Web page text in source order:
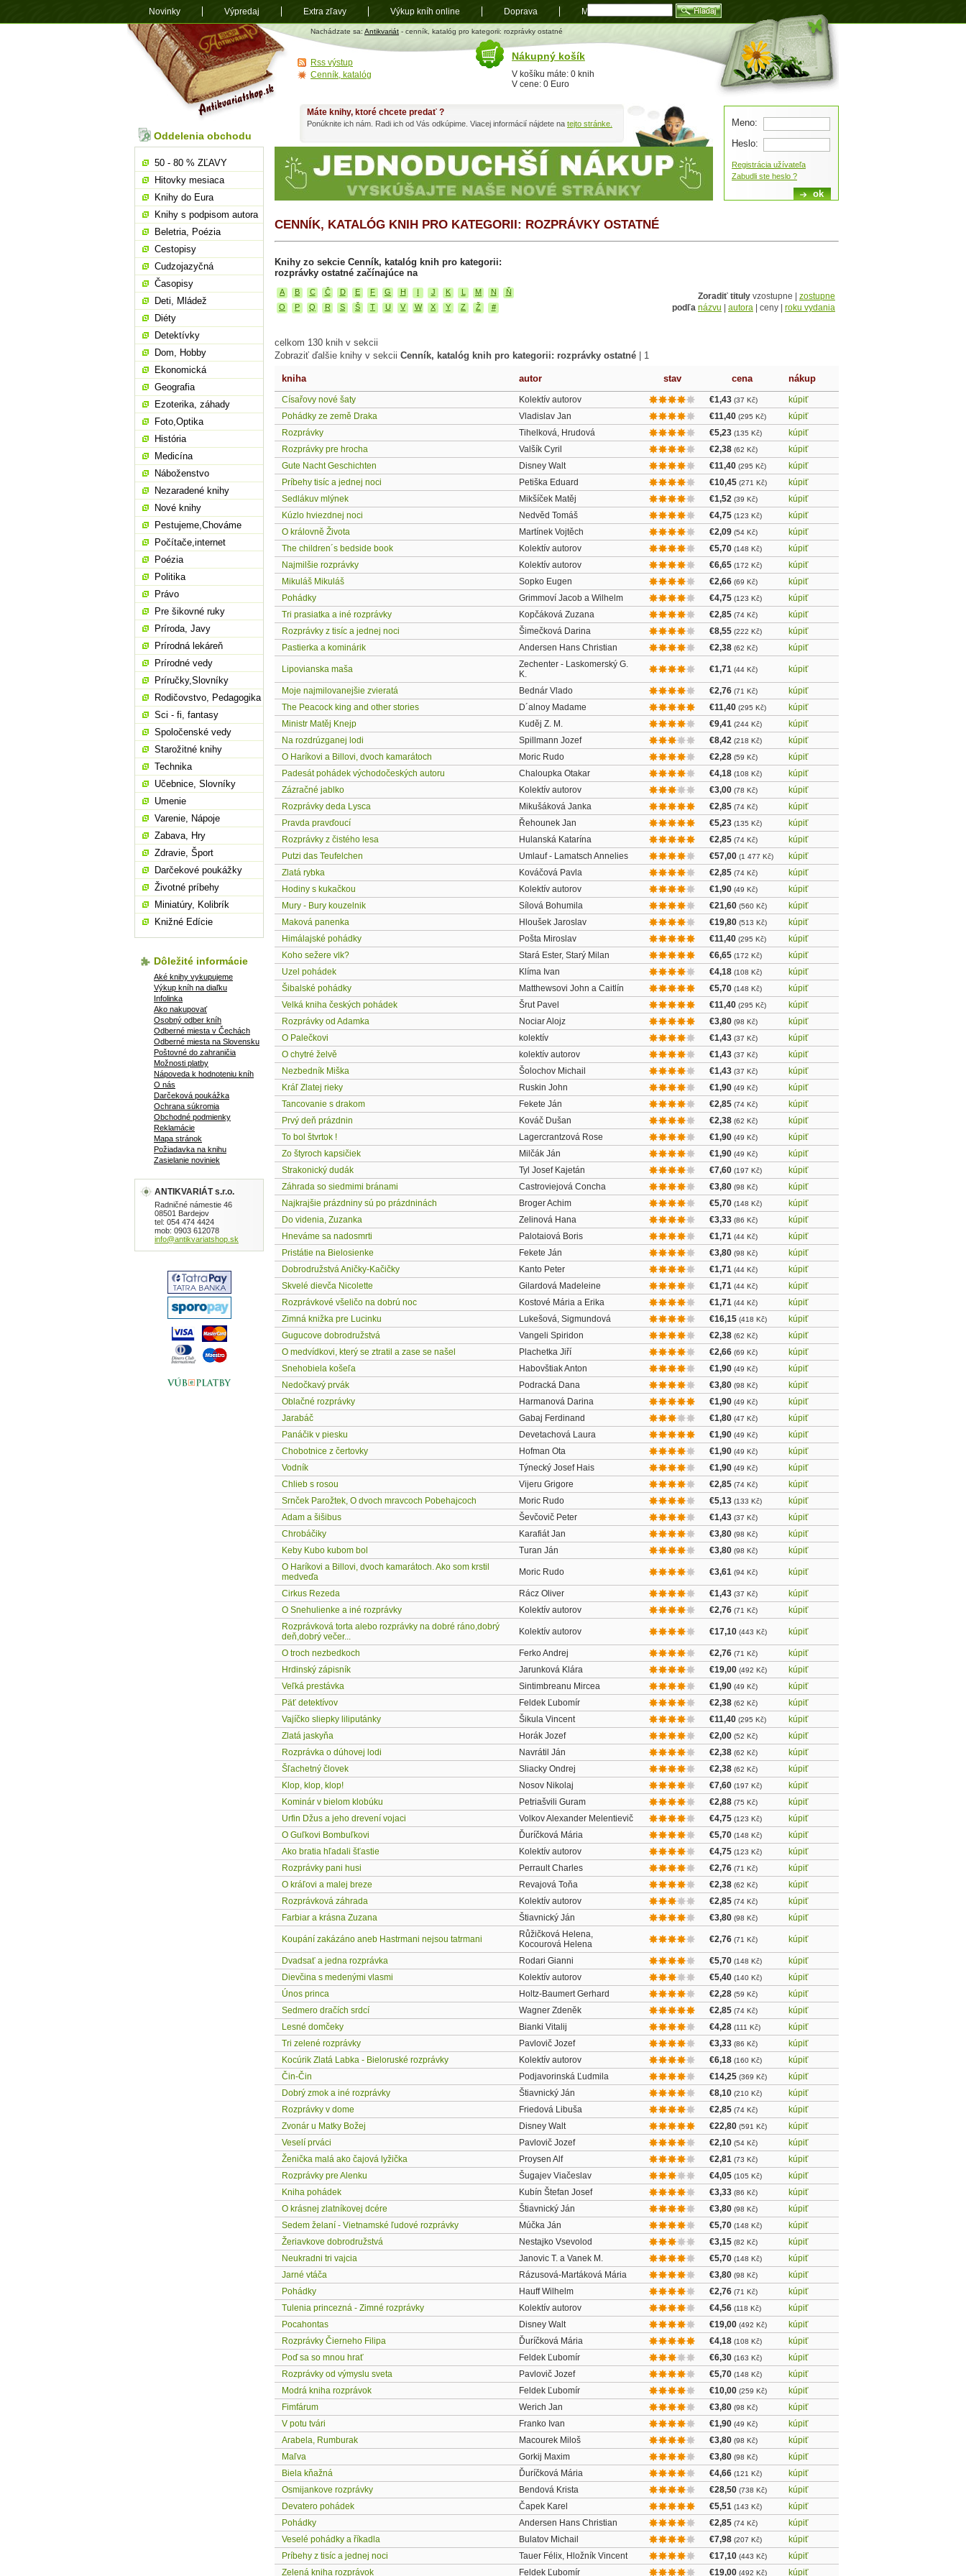
Antikvariát
shop.sk
Nachádzate sa: Antikvariát - cenník, katalóg pro kategorii: rozprávky ostatné
CENNÍK, KATALÓG KNIH PRO KATEGORII: ROZPRÁVKY OSTATNÉ
Knihy zo sekcie Cenník, katalóg knih pro kategorii:
rozprávky ostatné začínajúce na
A B C Č D E F G H J K M N
Ň
O
P Q R S Š T U V W X Y Z Ž #
Zoradiť tituly vzostupne | zostupne
podľa názvu autora | ceny | roku vydania
celkom 130 knih v sekcii
Zobraziť ďalšie knihy v sekcii Cenník, katalóg knih pro kategorii: rozprávky ostatné 1
kniha autor stav cena nákup
Císařovy nové šaty Kolektív autorov €1,43 (37 Kč)
kúpiť
Pohádky ze země Draka
Vladislav Jan €11,40 (295 Kč)
kúpiť
Rozprávky
Tihelková, Hrudová €5,23 (135 Kč)
kúpiť
Rozprávky pre hrocha
Valšík Cyril €2,38 (62 Kč)
kúpiť
Gute Nacht Geschichten
Disney Walt €11,40 (295 Kč)
kúpiť
Príbehy tisíc a jednej noci
Petiška Eduard €10,45 (271 Kč)
kúpiť
Sedlákuv mlýnek
Mikšíček Matěj €1,52 (39 Kč)
kúpiť
Kúzlo hviezdnej noci
Nedvěd Tomáš €4,75 (123 Kč)
kúpiť
O královně Života
Martínek Vojtěch €2,09 (54 Kč)
kúpiť
The children´s bedside book
Kolektív autorov €5,70 (148 Kč)
kúpiť
Najmilšie rozprávky
Kolektív autorov €6,65 (172 Kč)
kúpiť
Mikuláš Mikuláš
Sopko Eugen €2,66 (69 Kč)
kúpiť
Pohádky
Grimmoví Jacob a Wilhelm €4,75 (123 Kč)
kúpiť
Tri prasiatka a iné rozprávky
Kopčáková Zuzana €2,85 (74 Kč)
kúpiť
Rozprávky z tisíc a jednej noci
Šimečková Darina €8,55 (222 Kč)
kúpiť
Pastierka a kominárik
Andersen Hans Christian €2,38 (62 Kč) kúpiť
Lipovianska maša
Zechenter - Laskomerský G.
K.
€1,71 (44 Kč) kúpiť
Moje najmilovanejšie zvieratá Bednár Vlado €2,76 (71 Kč)
kúpiť
The Peacock king and other stories
D´alnoy Madame €11,40 (295 Kč)
kúpiť
Ministr Matěj Knejp
Kuděj Z. M. €9,41 (244 Kč)
kúpiť
Na rozdrúzganej lodi
Spillmann Jozef €8,42 (218 Kč)
kúpiť
O Haríkovi a Billovi, dvoch kamarátoch
Moric Rudo €2,28 (59 Kč)
kúpiť
Padesát pohádek východočeských autoru
Chaloupka Otakar €4,18 (108 Kč)
kúpiť
Zázračné jablko
Kolektív autorov €3,00 (78 Kč)
kúpiť
Rozprávky deda Lysca
Mikušáková Janka €2,85 (74 Kč)
kúpiť
Pravda pravďoucí
Řehounek Jan €5,23 (135 Kč)
kúpiť
Rozprávky z čistého lesa
Hulanská Katarína €2,85 (74 Kč)
kúpiť
Putzi das Teufelchen
Umlauf - Lamatsch Annelies €57,00 (1 477 Kč)
kúpiť
Zlatá rybka
Kováčová Pavla €2,85 (74 Kč)
kúpiť
Hodiny s kukačkou
Kolektív autorov €1,90 (49 Kč)
kúpiť
Mury - Bury kouzelnik
Sílová Bohumila €21,60 (560 Kč)
kúpiť
Maková panenka
Hloušek Jaroslav €19,80 (513 Kč)
kúpiť
Himálajské pohádky
Pošta Miroslav €11,40 (295 Kč)
kúpiť
Koho sežere vlk?
Stará Ester, Starý Milan €6,65 (172 Kč)
kúpiť
Uzel pohádek
Klíma Ivan €4,18 (108 Kč)
kúpiť
Šibalské pohádky
Matthewsovi John a Caitlín €5,70 (148 Kč)
kúpiť
Velká kniha českých pohádek
Šrut Pavel €11,40 (295 Kč)
kúpiť
Rozprávky od Adamka
Nociar Alojz €3,80 (98 Kč)
kúpiť
O Palečkovi
kolektív €1,43 (37 Kč)
kúpiť
O chytré želvě
kolektív autorov €1,43 (37 Kč)
kúpiť
Nezbedník Miška
Šolochov Michail €1,43 (37 Kč)
kúpiť
Kráľ Zlatej rieky
Ruskin John €1,90 (49 Kč)
kúpiť
Tancovanie s drakom
Fekete Ján €2,85 (74 Kč)
kúpiť
Prvý deň prázdnin
Kováč Dušan €2,38 (62 Kč)
kúpiť
To bol štvrtok !
Lagercrantzová Rose €1,90 (49 Kč)
kúpiť
Zo štyroch kapsičiek
Milčák Ján €1,90 (49 Kč)
kúpiť
Strakonický dudák
Tyl Josef Kajetán €7,60 (197 Kč)
kúpiť
Záhrada so siedmimi bránami
Castroviejová Concha €3,80 (98 Kč)
kúpiť
Najkrajšie prázdniny sú po prázdninách
Broger Achim €5,70 (148 Kč)
kúpiť
Do videnia, Zuzanka
Zelinová Hana €3,33 (86 Kč)
kúpiť
Hneváme sa nadosmrti
Palotaiová Boris €1,71 (44 Kč)
kúpiť
Pristátie na Bielosienke
Fekete Ján €3,80 (98 Kč)
kúpiť
Dobrodružstvá Aničky-Kačičky
Kanto Peter €1,71 (44 Kč)
kúpiť
Skvelé dievča Nicolette
Gilardová Madeleine €1,71 (44 Kč)
kúpiť
Rozprávkové všeličo na dobrú noc
Kostové Mária a Erika €1,71 (44 Kč)
kúpiť
Zimná knižka pre Lucinku
Lukešová, Sigmundová €16,15 (418 Kč)
kúpiť
Gugucove dobrodružstvá
Vangeli Spiridon €2,38 (62 Kč)
kúpiť
O medvídkovi, který se ztratil a zase se našel
Plachetka Jiří €2,66 (69 Kč)
kúpiť
Snehobiela košeľa
Habovštiak Anton €1,90 (49 Kč)
kúpiť
Nedočkavý prvák
Podracká Dana €3,80 (98 Kč)
kúpiť
Oblačné rozprávky
Harmanová Darina €1,90 (49 Kč)
kúpiť
Jarabáč
Gabaj Ferdinand €1,80 (47 Kč)
kúpiť
Panáčik v piesku
Devetachová Laura €1,90 (49 Kč)
kúpiť
Chobotnice z čertovky
Hofman Ota €1,90 (49 Kč)
kúpiť
Vodník
Týnecký Josef Hais €1,90 (49 Kč)
kúpiť
Chlieb s rosou
Vijeru Grigore €2,85 (74 Kč)
kúpiť
Srnček Parožtek, O dvoch mravcoch Pobehajcoch
Moric Rudo €5,13 (133 Kč)
kúpiť
Adam a šišibus
Ševčovič Peter €1,43 (37 Kč)
kúpiť
Chrobáčiky
Karafiát Jan €3,80 (98 Kč)
kúpiť
Keby Kubo kubom bol
Turan Ján €3,80 (98 Kč)
kúpiť
O Haríkovi a Billovi, dvoch kamarátoch. Ako som krstil
medveďa
Moric Rudo €3,61 (94 Kč) kúpiť
Cirkus Rezeda Rácz Oliver €1,43 (37 Kč)
kúpiť
O Snehulienke a iné rozprávky
Kolektív autorov €2,76 (71 Kč)
kúpiť
Rozprávková torta alebo rozprávky na dobré ráno,dobrý
deň,dobrý večer...
Kolektív autorov €17,10 (443 Kč) kúpiť
O troch nezbedkoch Ferko Andrej €2,76 (71 Kč)
kúpiť
Hrdinský zápisník
Jarunková Klára €19,00 (492 Kč)
kúpiť
Veľká prestávka
Sintimbreanu Mircea €1,90 (49 Kč)
kúpiť
Päť detektívov
Feldek Ľubomír €2,38 (62 Kč)
kúpiť
Vajíčko sliepky liliputánky
Šikula Vincent €11,40 (295 Kč)
kúpiť
Zlatá jaskyňa
Horák Jozef €2,00 (52 Kč)
kúpiť
Rozprávka o dúhovej lodi
Navrátil Ján €2,38 (62 Kč)
kúpiť
Šľachetný človek
Sliacky Ondrej €2,38 (62 Kč)
kúpiť
Klop, klop, klop!
Nosov Nikolaj €7,60 (197 Kč)
kúpiť
Kominár v bielom klobúku
Petriašvili Guram €2,88 (75 Kč)
kúpiť
Urfin Džus a jeho drevení vojaci
Volkov Alexander Melentievič €4,75 (123 Kč)
kúpiť
O Guľkovi Bombuľkovi
Ďuríčková Mária €5,70 (148 Kč)
kúpiť
Ako bratia hľadali šťastie
Kolektív autorov €4,75 (123 Kč)
kúpiť
Rozprávky pani husi
Perrault Charles €2,76 (71 Kč)
kúpiť
O kráľovi a malej breze
Revajová Toňa €2,38 (62 Kč)
kúpiť
Rozprávková záhrada
Kolektív autorov €2,85 (74 Kč)
kúpiť
Farbiar a krásna Zuzana
Štiavnický Ján €3,80 (98 Kč) kúpiť
Koupání zakázáno aneb Hastrmani nejsou tatrmani
Růžičková Helena,
Kocourová Helena
€2,76 (71 Kč) kúpiť
Dvadsať a jedna rozprávka Rodari Gianni €5,70 (148 Kč)
kúpiť
Dievčina s medenými vlasmi
Kolektív autorov €5,40 (140 Kč)
kúpiť
Únos princa
Holtz-Baumert Gerhard €2,28 (59 Kč)
kúpiť
Sedmero dračích srdcí
Wagner Zdeněk €2,85 (74 Kč)
kúpiť
Lesné domčeky
Bianki Vitalij €4,28 (111 Kč)
kúpiť
Tri zelené rozprávky
Pavlovič Jozef €3,33 (86 Kč)
kúpiť
Kocúrik Zlatá Labka - Bieloruské rozprávky
Kolektív autorov €6,18 (160 Kč)
kúpiť
Čin-Čin
Podjavorinská Ľudmila €14,25 (369 Kč)
kúpiť
Dobrý zmok a iné rozprávky
Štiavnický Ján €8,10 (210 Kč)
kúpiť
Rozprávky v dome
Friedová Libuša €2,85 (74 Kč)
kúpiť
Zvonár u Matky Božej
Disney Walt €22,80 (591 Kč)
kúpiť
Veselí prváci
Pavlovič Jozef €2,10 (54 Kč)
kúpiť
Ženička malá ako čajová lyžička
Proysen Alf €2,81 (73 Kč)
kúpiť
Rozprávky pre Alenku
Šugajev Viačeslav €4,05 (105 Kč)
kúpiť
Kniha pohádek
Kubín Štefan Josef €3,33 (86 Kč)
kúpiť
O krásnej zlatníkovej dcére
Štiavnický Ján €3,80 (98 Kč)
kúpiť
Sedem želaní - Vietnamské ľudové rozprávky
Múčka Ján €5,70 (148 Kč)
kúpiť
Žeriavkove dobrodružstvá
Nestajko Vsevolod €3,15 (82 Kč)
kúpiť
Neukradni tri vajcia
Janovic T. a Vanek M. €5,70 (148 Kč)
kúpiť
Jarné vtáča
Rázusová-Martáková Mária €3,80 (98 Kč)
kúpiť
Pohádky
Hauff Wilhelm €2,76 (71 Kč)
kúpiť
Tulenia princezná - Zimné rozprávky
Kolektív autorov €4,56 (118 Kč)
kúpiť
Pocahontas
Disney Walt €19,00 (492 Kč)
kúpiť
Rozprávky Čierneho Filipa
Ďuríčková Mária €4,18 (108 Kč)
kúpiť
Poď sa so mnou hrať
Feldek Ľubomír €6,30 (163 Kč)
kúpiť
Rozprávky od výmyslu sveta
Pavlovič Jozef €5,70 (148 Kč)
kúpiť
Modrá kniha rozprávok
Feldek Ľubomír €10,00 (259 Kč)
kúpiť
Fimfárum
Werich Jan €3,80 (98 Kč)
kúpiť
V potu tvári
Franko Ivan €1,90 (49 Kč)
kúpiť
Arabela, Rumburak
Macourek Miloš €3,80 (98 Kč)
kúpiť
Maľva
Gorkij Maxim €3,80 (98 Kč)
kúpiť
Biela kňažná
Ďuríčková Mária €4,66 (121 Kč)
kúpiť
Osmijankove rozprávky
Bendová Krista €28,50 (738 Kč)
kúpiť
Devatero pohádek
Čapek Karel €5,51 (143 Kč)
kúpiť
Pohádky
Andersen Hans Christian €2,85 (74 Kč)
kúpiť
Veselé pohádky a říkadla
Bulatov Michail €7,98 (207 Kč)
kúpiť
Príbehy z tisíc a jednej noci
Tauer Félix, Hložník Vincent €17,10 (443 Kč)
kúpiť
Zelená kniha rozprávok
Feldek Ľubomír €19,00 (492 Kč) kúpiť
Máte knihy, ktoré chcete predať ?
Ponúknite ich nám. Radi ich od Vás odkúpime. Viacej informácií nájdete na tejto stránke.
Oddelenia obchodu
50 - 80 % ZĽAVY
Hitovky mesiaca
Knihy do Eura
Knihy s podpisom autora
Beletria, Poézia
Cestopisy
Cudzojazyčná
Časopisy
Deti, Mládež
Diéty
Detektívky
Dom, Hobby
Ekonomická
Geografia
Ezoterika, záhady
Foto,Optika
História
Medicína
Náboženstvo
Nezaradené knihy
Nové knihy
Pestujeme,Chováme
Počítače,internet
Poézia
Politika
Právo
Pre šikovné ruky
Príroda, Javy
Prírodná lekáreň
Prírodné vedy
Príručky,Slovníky
Rodičovstvo, Pedagogika
Sci - fi, fantasy
Spoločenské vedy
Starožitné knihy
Technika
Učebnice, Slovníky
Umenie
Varenie, Nápoje
Zabava, Hry
Zdravie, Šport
Darčekové poukážky
Životné príbehy
Miniatúry, Kolibrík
Knižné Edície
Dôležité informácie
Aké knihy vykupujeme
Výkup kníh na diaľku
Infolinka
Ako nakupovať
Osobný odber kníh
Odberné miesta v Čechách
Odberné miesta na Slovensku
Poštovné do zahraničia
Možnosti platby
Nápoveda k hodnoteniu kníh
O nás
Darčeková poukážka
Ochrana súkromia
Obchodné podmienky
Reklamácie
Mapa stránok
Požiadavka na knihu
Zasielanie noviniek
ANTIKVARIÁT s.r.o.
Radničné námestie 46
08501 Bardejov
tel: 054 474 4424
mob: 0903 612078
info@antikvariatshop.sk
Meno:
Heslo:
Registrácia užívateľa
Zabudli ste heslo ?
Nákupný košík
V košíku máte: 0 knih
V cene: 0 Euro
Rss výstup
Cenník, katalóg
Novinky Výpredaj Extra zľavy Výkup kníh online Doprava Mapa